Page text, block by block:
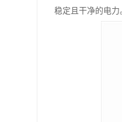
稳定且干净的电力